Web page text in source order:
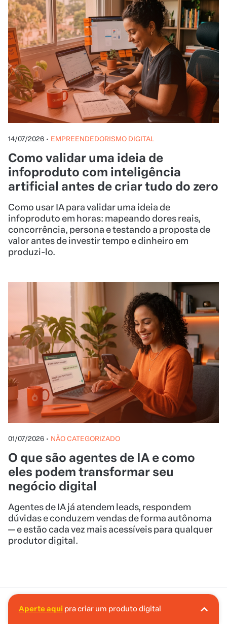
14/07/2026 • EMPREENDEDORISMO DIGITAL
Como validar uma ideia de
infoproduto com inteligência
artificial antes de criar tudo do zero
Como usar IA para validar uma ideia de
infoproduto em horas: mapeando dores reais,
concorrência, persona e testando a proposta de
valor antes de investir tempo e dinheiro em
produzi-lo.
01/07/2026 • NÃO CATEGORIZADO
O que são agentes de IA e como
eles podem transformar seu
negócio digital
Agentes de IA já atendem leads, respondem
dúvidas e conduzem vendas de forma autônoma
— e estão cada vez mais acessíveis para qualquer
produtor digital.
Início Blog Canva para professores: como criar
A Hotmart é o lugar certo pra você criar seu
Aperte aqui pra criar um produto digital